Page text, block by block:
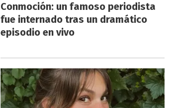
Conmoción: un famoso periodista
fue internado tras un dramático
episodio en vivo